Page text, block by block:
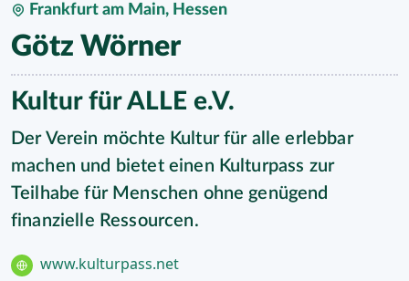
Frankfurt am Main, Hessen
Götz Wörner
Kultur für ALLE e.V.
Der Verein möchte Kultur für alle erlebbar
machen und bietet einen Kulturpass zur
Teilhabe für Menschen ohne genügend
finanzielle Ressourcen.
www.kulturpass.net